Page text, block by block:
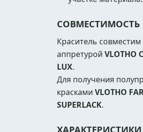
СОВМЕСТИМОСТЬ
Краситель
аппретурой VLOTHO
LUX.
Для получения
красками VLOTHO
SUPERLACK.
ХАРАКТЕРИСТИКИ